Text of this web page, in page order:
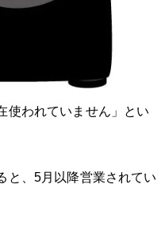
使われていません」とい
と、5月以降営業されてい